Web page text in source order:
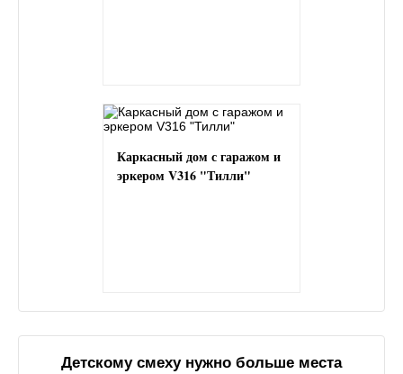
Каркасный дом с гаражом и
эркером V316 "Тилли"
Детскому смеху нужно больше места